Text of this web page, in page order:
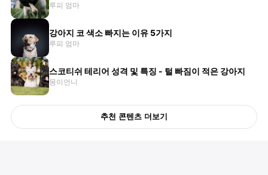
루피 엄마
강아지 코 색소 빠지는 이유 5가지
루피 엄마
스코티쉬 테리어 성격 및 특징 - 털 빠짐이 적은 강아지
몽이언니
추천 콘텐츠 더보기